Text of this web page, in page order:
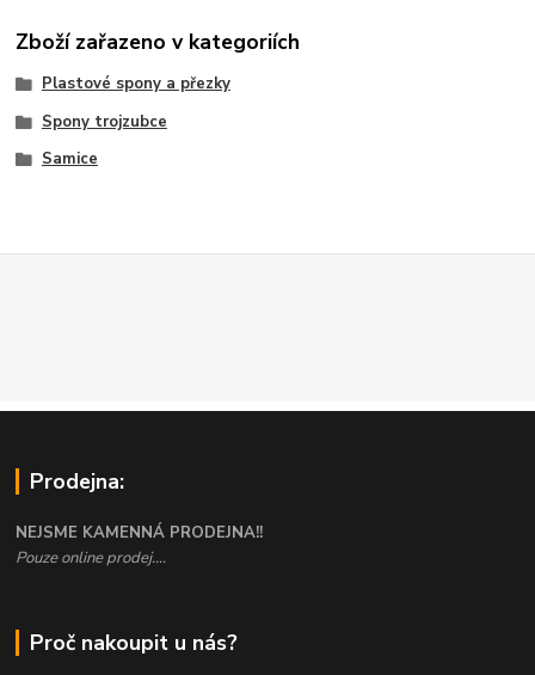
Zboží zařazeno v kategoriích
Plastové spony a přezky
Spony trojzubce
Samice
Prodejna:
NEJSME KAMENNÁ PRODEJNA!!
Pouze online prodej....
Proč nakoupit u nás?